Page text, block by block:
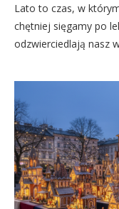
Lato to czas, w
chętniej sięgamy po
odzwierciedlają nasz